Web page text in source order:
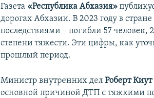
Газета «Республика Абхазия»
дорогах Абхазии. В 2023 году в
последствиями – погибли 57
степени тяжести. Эти цифры, как
прошлый период.
Министр внутренних делРоберт Киут
основной причиной ДТП с тяжкими